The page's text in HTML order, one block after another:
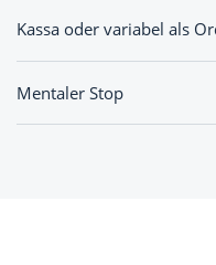
Kassa oder variabel als
Mentaler Stop